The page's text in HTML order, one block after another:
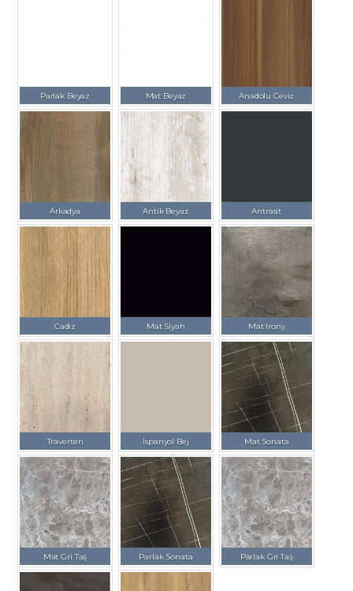
Parlak Beyaz Mat Beyaz Anadolu Ceviz
Arkadya Antik Beyaz Antrasit
Cadiz Mat Siyah Mat Irony
Traverten İspanyol Bej Mat Sonata
Mat Gri Taş Parlak Sonata Parlak Gri Taş